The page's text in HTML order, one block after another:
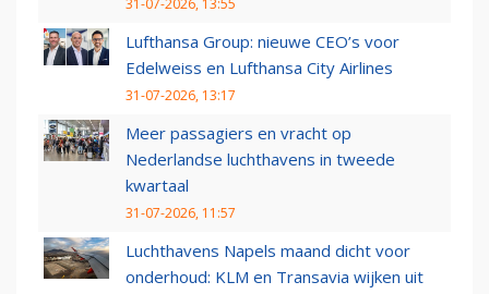
31-07-2026, 13:55
Lufthansa Group: nieuwe CEO’s voor
Edelweiss en Lufthansa City Airlines
31-07-2026, 13:17
Meer passagiers en vracht op
Nederlandse luchthavens in tweede
kwartaal
31-07-2026, 11:57
Luchthavens Napels maand dicht voor
onderhoud: KLM en Transavia wijken uit